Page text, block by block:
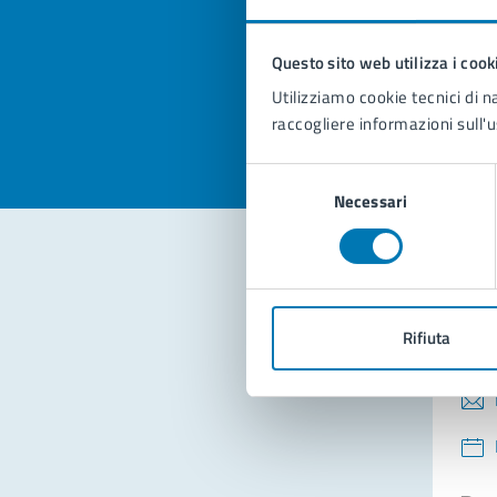
Questo sito web utilizza i
Utilizziamo cookie tecnici di
raccogliere informazioni
del
Necessari
Rifiuta
Valuta la